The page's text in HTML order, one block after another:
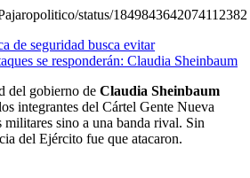
status/1849843642074112382
de seguridad busca evitar
se responderán: Claudia Sheinbaum
del gobierno de Claudia Sheinbaum
integrantes del Cártel Gente Nueva
sino a una banda rival. Sin
del Ejército fue que atacaron.